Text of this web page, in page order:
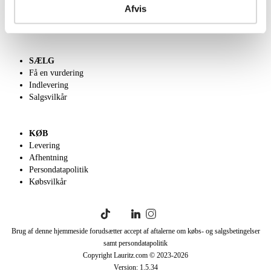
Afvis
English frontpage
SÆLG
Få en vurdering
Indlevering
Salgsvilkår
KØB
Levering
Afhentning
Persondatapolitik
Købsvilkår
Brug af denne hjemmeside forudsætter accept af aftalerne om købs- og salgsbetingelser
samt persondatapolitik
Copyright Lauritz.com © 2023-2026
Version: 1.5.34